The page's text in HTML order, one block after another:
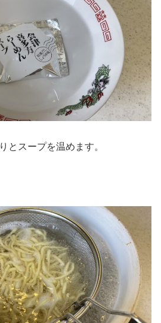
とスープを温めます。